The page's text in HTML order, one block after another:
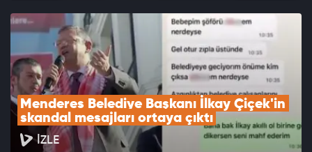
Menderes Belediye Başkanı İlkay Çiçek'in
skandal mesajları ortaya çıktı
İZLE